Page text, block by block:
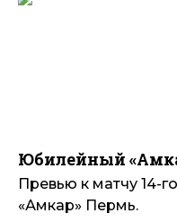
Юбилейный
Превью к матчу 14-
«Амкар» Пермь.